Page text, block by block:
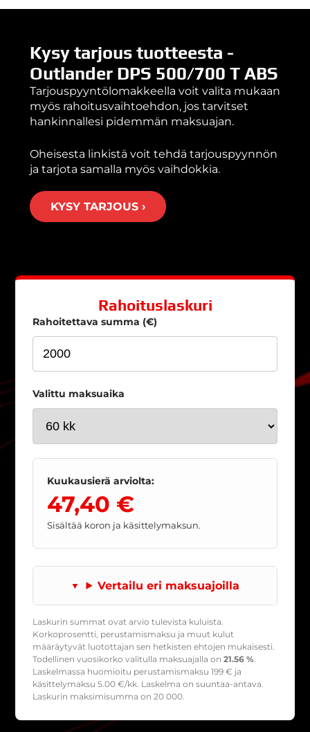
Kysy tarjous tuotteesta -
Outlander DPS 500/700 T ABS
Tarjouspyyntölomakkeella voit valita mukaan
myös rahoitusvaihtoehdon, jos tarvitset
hankinnallesi pidemmän maksuajan.
Oheisesta linkistä voit tehdä tarjouspyynnön
ja tarjota samalla myös vaihdokkia.
KYSY TARJOUS ›
Rahoituslaskuri
Rahoitettava summa (€)
Valittu maksuaika
Kuukausierä arviolta:
47,40 €
Sisältää koron ja käsittelymaksun.
Vertailu eri maksuajoilla
Laskurin summat ovat arvio tulevista kuluista.
Korkoprosentti, perustamismaksu ja muut kulut
määräytyvät luotottajan sen hetkisten ehtojen mukaisesti.
Todellinen vuosikorko valitulla maksuajalla on21.56 %.
Laskelmassa huomioitu perustamismaksu199 € ja
käsittelymaksu5.00 €/kk. Laskelma on suuntaa-antava.
Laskurin maksimisumma on 20 000.